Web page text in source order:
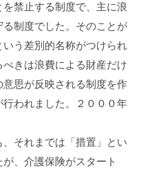
禁止する制度で、主に浪
制度でした。そのことが
う差別的名称がつけられ
きは浪費による財産だけ
思が反映される制度を作
われました。２０００年
それまでは「措置」とい
、介護保険がスタート